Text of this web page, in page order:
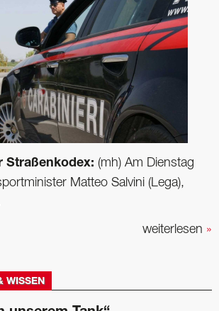
Straßenkodex: (mh) Am Dienstag
Matteo Salvini (Lega),
weiterlesen »
WISSEN